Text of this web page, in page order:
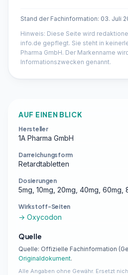
Stand der Fachinformation: 03. Juli
Hinweis: Diese Seite wird
info.de gepflegt. Sie steht in
Pharma GmbH. Der Markenname
Informationszwecken genannt.
AUF EINEN BLICK
Hersteller
1A Pharma GmbH
Darreichungsform
Retardtabletten
Dosierungen
5mg, 10mg, 20mg, 40mg, 60mg,
Wirkstoff-Seiten
→ Oxycodon
Quelle
Quelle: Offizielle Fachinformation
Originaldokument.
Alle Angaben ohne Gewähr. Ersetzt